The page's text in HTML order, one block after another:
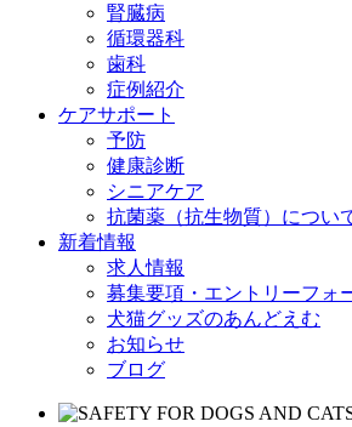
腎臓病
循環器科
歯科
症例紹介
ケアサポート
予防
健康診断
シニアケア
抗菌薬（抗生物質）につい
新着情報
求人情報
募集要項・エントリーフォ
犬猫グッズのあんどえむ
お知らせ
ブログ